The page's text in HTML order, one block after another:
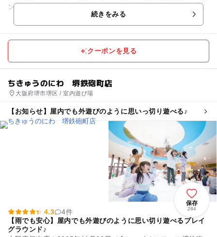
ンドゥー」は、子どもがさまざまな仕事にチャレンジしなが
続きをみる
クーポンを見る
ちきゅうのにわ 堺鉄砲町店
大阪府堺市堺区 / 室内遊び場
【お知らせ】屋内でも外遊びのように思いっ切り遊べる♪
保存
284
4.3
4件
【雨でも安心】屋内でも外遊びのように思い切り遊べるプレイ
グラウンド♪